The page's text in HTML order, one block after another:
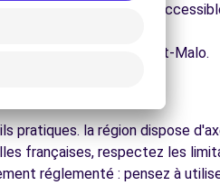
caractère, facilement
et marchés de Saint-Malo.
pratiques. la région dispose
françaises, respectez les
réglementé : pensez à